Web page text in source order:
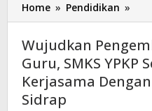
Home » Pendidikan »
Wujudkan
Guru, SMKS YPKP
Kerjasama
Sidrap